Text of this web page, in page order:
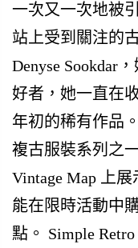
一次又一次地被
站上受到關注的
Denyse Sookdar
好者，她一直在
年初的稀有作品
複古服裝系列之
Vintage Map 上
能在限時活動中
點。 Simple